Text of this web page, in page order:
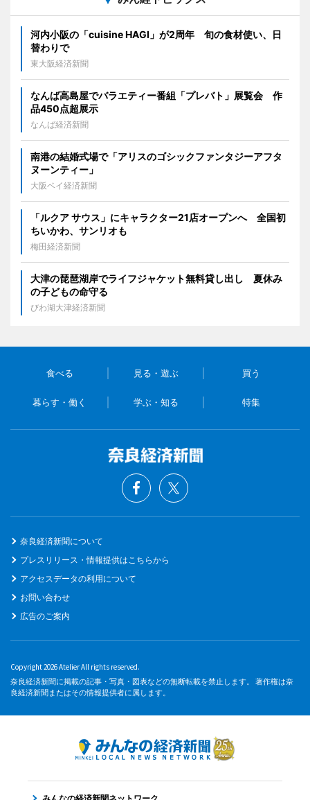
河内小阪の「cuisine HAGI」が2周年 旬の食材使い、日
替わりで
東大阪経済新聞
なんば高島屋でバラエティー番組「プレバト」展覧会 作
品450点超展示
なんば経済新聞
南港の結婚式場で「アリスのゴシックファンタジーアフタ
ヌーンティー」
大阪ベイ経済新聞
「ルクア サウス」にキャラクター21店オープンへ 全国初
ちいかわ、サンリオも
梅田経済新聞
大津の琵琶湖岸でライフジャケット無料貸し出し 夏休み
の子どもの命守る
びわ湖大津経済新聞
食べる 見る・遊ぶ 買う
暮らす・働く 学ぶ・知る 特集
奈良経済新聞について
プレスリリース・情報提供はこちらから
アクセスデータの利用について
お問い合わせ
広告のご案内
Copyright 2026 Atelier All rights reserved.
奈良経済新聞に掲載の記事・写真・図表などの無断転載を禁止します。 著作権は奈
良経済新聞またはその情報提供者に属します。